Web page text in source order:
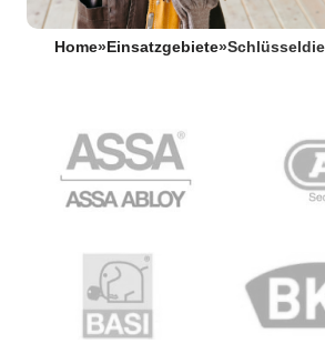
Home» Einsatzgebiete»